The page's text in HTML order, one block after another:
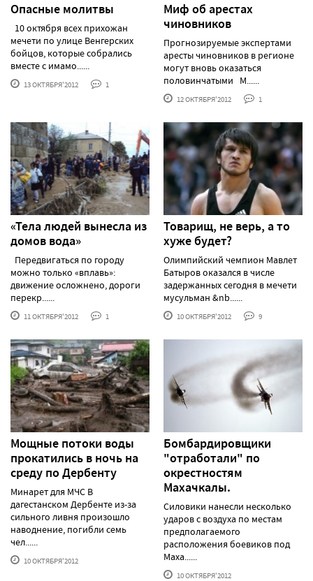
Опасные молитвы
10 октября всех прихожан
мечети по улице Венгерских
бойцов, которые собрались
вместе с имамо......
13 ОКТЯБРЯ'2012 1
Миф об арестах
чиновников
Прогнозируемые экспертами
аресты чиновников в регионе
могут вновь оказаться
половинчатыми М......
12 ОКТЯБРЯ'2012 1
«Тела людей вынесла из
домов вода»
Передвигаться по городу
можно только «вплавь»:
движение осложнено, дороги
перекр......
11 ОКТЯБРЯ'2012 1
Товарищ, не верь, а то
хуже будет?
Олимпийский чемпион Мавлет
Батыров оказался в числе
задержанных сегодня в мечети
мусульман &nb......
10 ОКТЯБРЯ'2012 9
Мощные потоки воды
прокатились в ночь на
среду по Дербенту
Минарет для МЧС В
дагестанском Дербенте из-за
сильного ливня произошло
наводнение, погибли семь
чел......
10 ОКТЯБРЯ'2012
Бомбардировщики
"отработали" по
окрестностям
Махачкалы.
Силовики нанесли несколько
ударов с воздуха по местам
предполагаемого
расположения боевиков под
Маха......
10 ОКТЯБРЯ'2012